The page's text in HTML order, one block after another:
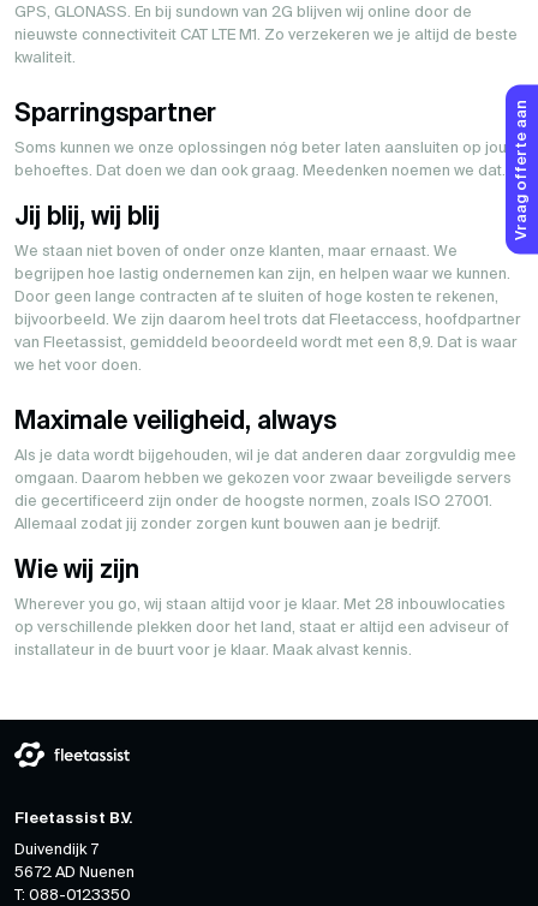
Vraag offerte aan
GPS, GLONASS. En bij sundown van 2G blijven wij online door de
nieuwste connectiviteit CAT LTE M1. Zo verzekeren we je altijd de beste
kwaliteit.
Sparringspartner
Soms kunnen we onze oplossingen nóg beter laten aansluiten op jouw
behoeftes. Dat doen we dan ook graag. Meedenken noemen we dat.
Jij blij, wij blij
We staan niet boven of onder onze klanten, maar ernaast. We
begrijpen hoe lastig ondernemen kan zijn, en helpen waar we kunnen.
Door geen lange contracten af te sluiten of hoge kosten te rekenen,
bijvoorbeeld. We zijn daarom heel trots dat Fleetaccess, hoofdpartner
van Fleetassist, gemiddeld beoordeeld wordt met een 8,9. Dat is waar
we het voor doen.
Maximale veiligheid, always
Als je data wordt bijgehouden, wil je dat anderen daar zorgvuldig mee
omgaan. Daarom hebben we gekozen voor zwaar beveiligde servers
die gecertificeerd zijn onder de hoogste normen, zoals ISO 27001.
Allemaal zodat jij zonder zorgen kunt bouwen aan je bedrijf.
Wie wij zijn
Wherever you go, wij staan altijd voor je klaar. Met 28 inbouwlocaties
op verschillende plekken door het land, staat er altijd een adviseur of
installateur in de buurt voor je klaar. Maak alvast kennis.
Fleetassist B.V.
Duivendijk 7
5672 AD Nuenen
T: 088-0123350